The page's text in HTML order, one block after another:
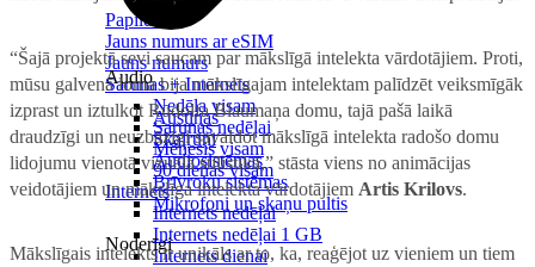
Papildināt
Jauns numurs ar eSIM
Jauns numurs
Sarunas + Internets
Nedēļa visam
Sarunas nedēļai
Mēnesis visam
90 dienas visam
Internets
Internets nedēļai
Internets nedēļai 1 GB
Internets dienai
Audio
Austiņas
Skaļruņi
Audiosistēmas
Brīvroku sistēmas
Mikrofoni un skaņu pultis
Noderīgi
“Šajā projektā sevi saucam par mākslīgā intelekta vārdotājiem. Proti,
mūsu galvenā loma bija mākslīgajam intelektam palīdzēt veiksmīgāk
izprast un iztulkot Rūdolfa Blaumaņa domu, tajā pašā laikā
draudzīgi un neuzbāzīgi savaldot mākslīgā intelekta radošo domu
lidojumu vienotā vizuālā stilistikā,” stāsta viens no animācijas
veidotājiem un mākslīga intelekta vārdotājiem Artis Krilovs.
Mākslīgais intelekts ir unikāls ar to, ka, reaģējot uz vieniem un tiem